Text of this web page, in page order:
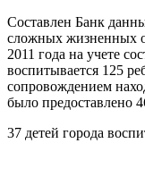
Составлен Банк
сложных жизненных
2011 года на учете
воспитывается 125
сопровождением
было предоставлено
37 детей города